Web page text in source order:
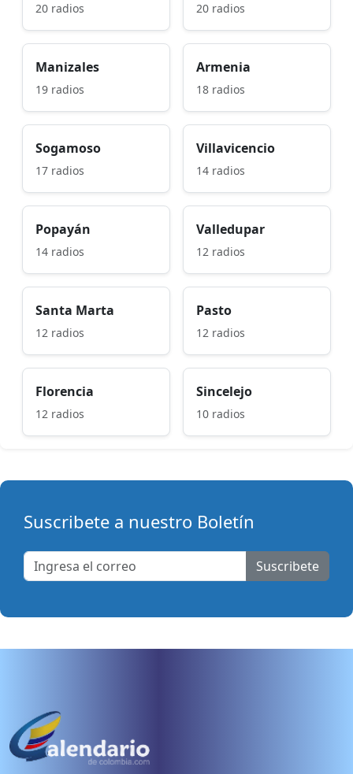
20 radios 20 radios
Manizales
19 radios
Armenia
18 radios
Sogamoso
17 radios
Villavicencio
14 radios
Popayán
14 radios
Valledupar
12 radios
Santa Marta
12 radios
Pasto
12 radios
Florencia
12 radios
Sincelejo
10 radios
Suscribete a nuestro Boletín
Suscribete